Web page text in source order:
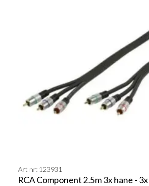
Art nr: 123931
RCA Component 2.5m 3x hane -